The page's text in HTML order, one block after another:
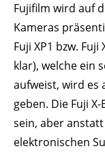
Fujifilm wird auf
Kameras
Fuji XP1 bzw.
klar), welche ein
aufweist, wird es
geben. Die Fuji
sein, aber
elektronischen